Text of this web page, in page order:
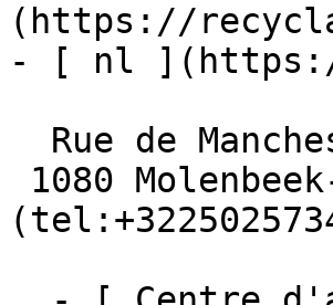
(https://
- [ nl